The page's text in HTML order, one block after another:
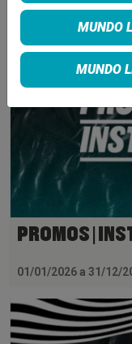
PROMOS |
01/01/2026 a 31/12/
MUNDO
MUNDO